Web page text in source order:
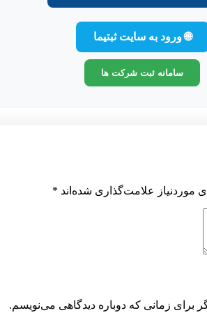
🌐 ورود به سایت ثبتیما
سامانه ثبت شرکت ها
موردنیاز علامت‌گذاری شده‌اند *
برای زمانی که دوباره دیدگاهی می‌نویسم.